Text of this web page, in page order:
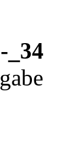
_34